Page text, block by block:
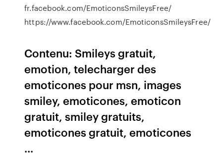
fr.facebook.com/EmoticonsSmileysFree/
https://www.facebook.com/EmoticonsSmileysFree/
Contenu: Smileys gratuit,
emotion, telecharger des
emoticones pour msn, images
smiley, emoticones, emoticon
gratuit, smiley gratuits,
emoticones gratuit, emoticones
...